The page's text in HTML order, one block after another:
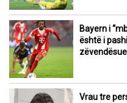
Bayern i
është i
Vrau tre